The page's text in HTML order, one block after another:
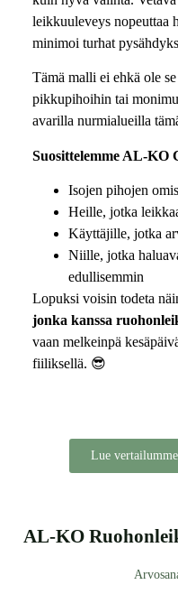
leikkuuleveys nopeuttaa
minimoi turhat
Tämä malli ei ehkä ole
pikkupihoihin tai
avarilla nurmialueilla
Suosittelemme AL-KO
Isojen pihojen
Heille, jotka
Käyttäjille, jotka
Niille, jotka
edullisemmin
Lopuksi voisin todeta
jonka kanssa
vaan melkeinpä
fiiliksellä. 😎
Lue
AL-KO